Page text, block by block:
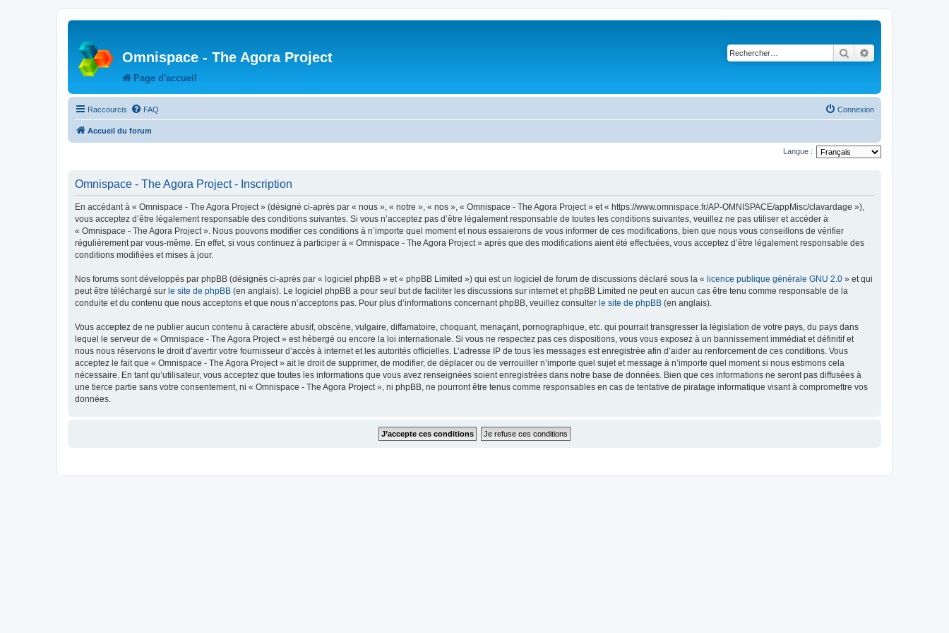
Omnispace - The Agora Project
Page d'accueil
Rechercher
Raccourcis FAQ Connexion
Accueil du forum
Langue :
Omnispace - The Agora Project - Inscription
En accédant à « Omnispace - The Agora Project » (désigné ci-après par « nous », « notre », « nos », « Omnispace - The Agora Project » et « https://www.omnispace.fr/AP-OMNISPACE/appMisc/clavardage »),
vous acceptez d’être légalement responsable des conditions suivantes. Si vous n’acceptez pas d’être légalement responsable de toutes les conditions suivantes, veuillez ne pas utiliser et accéder à
« Omnispace - The Agora Project ». Nous pouvons modifier ces conditions à n’importe quel moment et nous essaierons de vous informer de ces modifications, bien que nous vous conseillons de vérifier
régulièrement par vous-même. En effet, si vous continuez à participer à « Omnispace - The Agora Project » après que des modifications aient été effectuées, vous acceptez d’être légalement responsable des
conditions modifiées et mises à jour.
Nos forums sont développés par phpBB (désignés ci-après par « logiciel phpBB » et « phpBB Limited ») qui est un logiciel de forum de discussions déclaré sous la « licence publique générale GNU 2.0 » et qui
peut être téléchargé sur le site de phpBB (en anglais). Le logiciel phpBB a pour seul but de faciliter les discussions sur internet et phpBB Limited ne peut en aucun cas être tenu comme responsable de la
conduite et du contenu que nous acceptons et que nous n’acceptons pas. Pour plus d’informations concernant phpBB, veuillez consulter le site de phpBB (en anglais).
Vous acceptez de ne publier aucun contenu à caractère abusif, obscène, vulgaire, diffamatoire, choquant, menaçant, pornographique, etc. qui pourrait transgresser la législation de votre pays, du pays dans
lequel le serveur de « Omnispace - The Agora Project » est hébergé ou encore la loi internationale. Si vous ne respectez pas ces dispositions, vous vous exposez à un bannissement immédiat et définitif et
nous nous réservons le droit d’avertir votre fournisseur d’accès à internet et les autorités officielles. L’adresse IP de tous les messages est enregistrée afin d’aider au renforcement de ces conditions. Vous
acceptez le fait que « Omnispace - The Agora Project » ait le droit de supprimer, de modifier, de déplacer ou de verrouiller n’importe quel sujet et message à n’importe quel moment si nous estimons cela
nécessaire. En tant qu’utilisateur, vous acceptez que toutes les informations que vous avez renseignées soient enregistrées dans notre base de données. Bien que ces informations ne seront pas diffusées à
une tierce partie sans votre consentement, ni « Omnispace - The Agora Project », ni phpBB, ne pourront être tenus comme responsables en cas de tentative de piratage informatique visant à compromettre vos
données.